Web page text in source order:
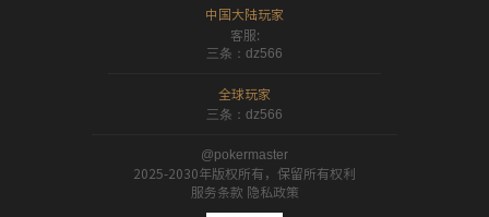
中国大陆玩家
客服:
三条：dz566
全球玩家
三条：dz566
@pokermaster
2025-2030年版权所有，保留所有权利
服务条款 隐私政策